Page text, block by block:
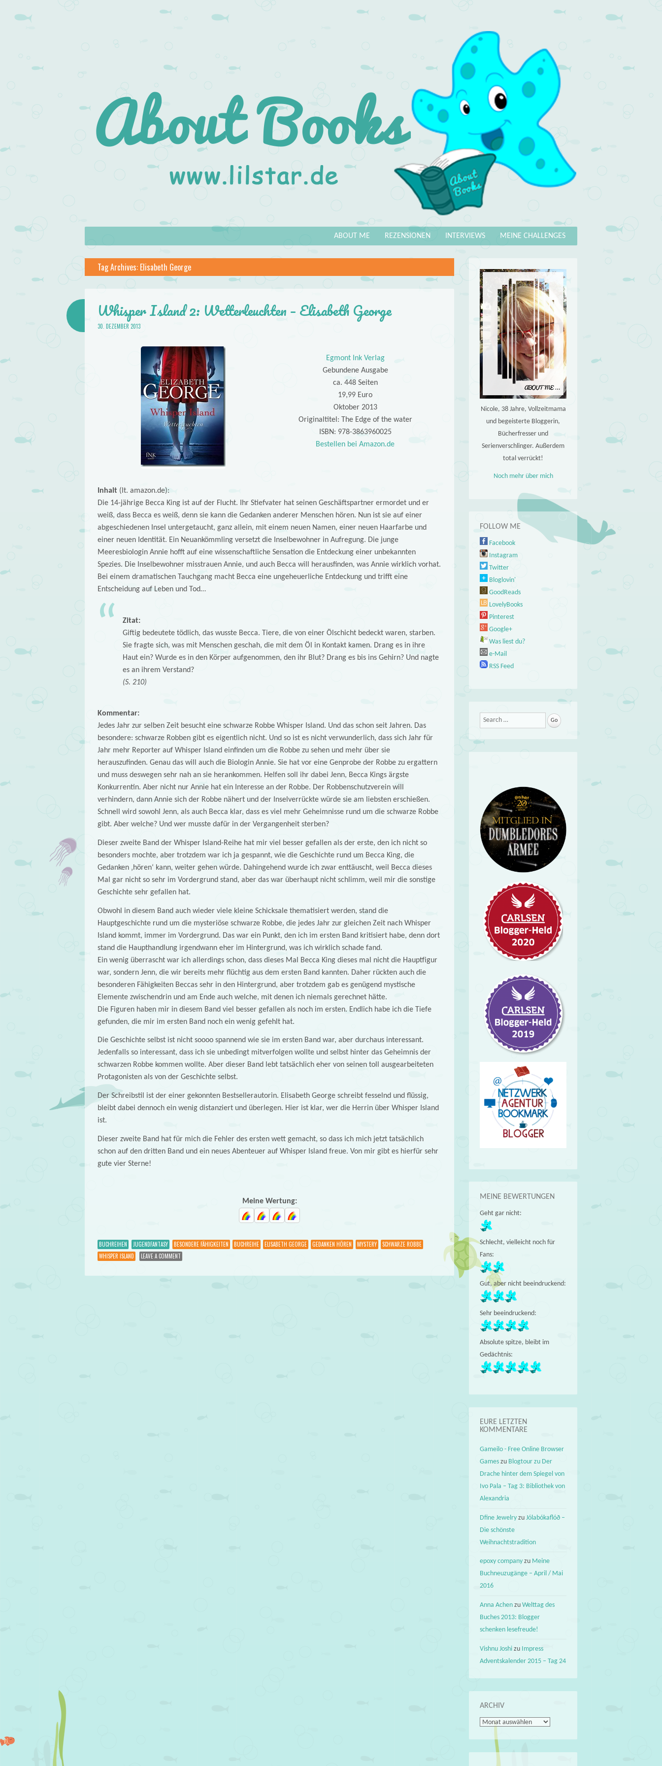
About
Books
Menu MEINE CHALLENGES
INTERVIEWS
REZENSIONEN
ABOUT ME
Tag Archives: Elisabeth George
Whisper Island 2: Wetterleuchten – Elisabeth George
30. DEZEMBER 2013
Egmont Ink Verlag
Gebundene Ausgabe
ca. 448 Seiten
19,99 Euro
Oktober 2013
Originaltitel: The Edge of the water
ISBN: 978-3863960025
Bestellen bei Amazon.de
Inhalt (lt. amazon.de):
Die 14-jährige Becca King ist auf der Flucht. Ihr Stiefvater hat seinen Geschäftspartner ermordet und er
weiß, dass Becca es weiß, denn sie kann die Gedanken anderer Menschen hören. Nun ist sie auf einer
abgeschiedenen Insel untergetaucht, ganz allein, mit einem neuen Namen, einer neuen Haarfarbe und
einer neuen Identität. Ein Neuankömmling versetzt die Inselbewohner in Aufregung. Die junge
Meeresbiologin Annie hofft auf eine wissenschaftliche Sensation die Entdeckung einer unbekannten
Spezies. Die Inselbewohner misstrauen Annie, und auch Becca will herausfinden, was Annie wirklich vorhat.
Bei einem dramatischen Tauchgang macht Becca eine ungeheuerliche Entdeckung und trifft eine
Entscheidung auf Leben und Tod…
Zitat:
Giftig bedeutete tödlich, das wusste Becca. Tiere, die von einer Ölschicht bedeckt waren, starben.
Sie fragte sich, was mit Menschen geschah, die mit dem Öl in Kontakt kamen. Drang es in ihre
Haut ein? Wurde es in den Körper aufgenommen, den ihr Blut? Drang es bis ins Gehirn? Und nagte
es an ihrem Verstand?
(S. 210)
Kommentar:
Jedes Jahr zur selben Zeit besucht eine schwarze Robbe Whisper Island. Und das schon seit Jahren. Das
besondere: schwarze Robben gibt es eigentlich nicht. Und so ist es nicht verwunderlich, dass sich Jahr für
Jahr mehr Reporter auf Whisper Island einfinden um die Robbe zu sehen und mehr über sie
herauszufinden. Genau das will auch die Biologin Annie. Sie hat vor eine Genprobe der Robbe zu ergattern
und muss deswegen sehr nah an sie herankommen. Helfen soll ihr dabei Jenn, Becca Kings ärgste
Konkurrentin. Aber nicht nur Annie hat ein Interesse an der Robbe. Der Robbenschutzverein will
verhindern, dann Annie sich der Robbe nähert und der Inselverrückte würde sie am liebsten erschießen.
Schnell wird sowohl Jenn, als auch Becca klar, dass es viel mehr Geheimnisse rund um die schwarze Robbe
gibt. Aber welche? Und wer musste dafür in der Vergangenheit sterben?
Dieser zweite Band der Whisper Island-Reihe hat mir viel besser gefallen als der erste, den ich nicht so
besonders mochte, aber trotzdem war ich ja gespannt, wie die Geschichte rund um Becca King, die
Gedanken ‚hören‘ kann, weiter gehen würde. Dahingehend wurde ich zwar enttäuscht, weil Becca dieses
Mal gar nicht so sehr im Vordergrund stand, aber das war überhaupt nicht schlimm, weil mir die sonstige
Geschichte sehr gefallen hat.
Obwohl in diesem Band auch wieder viele kleine Schicksale thematisiert werden, stand die
Hauptgeschichte rund um die mysteriöse schwarze Robbe, die jedes Jahr zur gleichen Zeit nach Whisper
Island kommt, immer im Vordergrund. Das war ein Punkt, den ich im ersten Band kritisiert habe, denn dort
stand die Haupthandlung irgendwann eher im Hintergrund, was ich wirklich schade fand.
Ein wenig überrascht war ich allerdings schon, dass dieses Mal Becca King dieses mal nicht die Hauptfigur
war, sondern Jenn, die wir bereits mehr flüchtig aus dem ersten Band kannten. Daher rückten auch die
besonderen Fähigkeiten Beccas sehr in den Hintergrund, aber trotzdem gab es genügend mystische
Elemente zwischendrin und am Ende auch welche, mit denen ich niemals gerechnet hätte.
Die Figuren haben mir in diesem Band viel besser gefallen als noch im ersten. Endlich habe ich die Tiefe
gefunden, die mir im ersten Band noch ein wenig gefehlt hat.
Die Geschichte selbst ist nicht soooo spannend wie sie im ersten Band war, aber durchaus interessant.
Jedenfalls so interessant, dass ich sie unbedingt mitverfolgen wollte und selbst hinter das Geheimnis der
schwarzen Robbe kommen wollte. Aber dieser Band lebt tatsächlich eher von seinen toll ausgearbeiteten
Protagonisten als von der Geschichte selbst.
Der Schreibstil ist der einer gekonnten Bestsellerautorin. Elisabeth George schreibt fesselnd und flüssig,
bleibt dabei dennoch ein wenig distanziert und überlegen. Hier ist klar, wer die Herrin über Whisper Island
ist.
Dieser zweite Band hat für mich die Fehler des ersten wett gemacht, so dass ich mich jetzt tatsächlich
schon auf den dritten Band und ein neues Abenteuer auf Whisper Island freue. Von mir gibt es hierfür sehr
gute vier Sterne!
Meine Wertung:
BUCHREIHEN JUGENDFANTASY BESONDERE FÄHIGKEITEN BUCHREIHE ELISABETH GEORGE GEDANKEN HÖREN MYSTERY
SCHWARZE ROBBE
WHISPER ISLAND
LEAVE A COMMENT
Nicole, 38 Jahre, Vollzeitmama
und begeisterte Bloggerin,
Bücherfresser und
Serienverschlinger. Außerdem
total verrückt!
Noch mehr über mich
FOLLOW ME
Facebook
Instagram
Twitter
Bloglovin'
GoodReads
LovelyBooks
Pinterest
Google+
Was liest du?
e-Mail
RSS Feed
Search
MEINE BEWERTUNGEN
Geht gar nicht:
Schlecht, vielleicht noch für
Fans:
Gut, aber nicht beeindruckend:
Sehr beeindruckend:
Absolute spitze, bleibt im
Gedächtnis:
EURE LETZTEN
KOMMENTARE
Gameilo - Free Online Browser
Games zu Blogtour zu Der
Drache hinter dem Spiegel von
Ivo Pala – Tag 3: Bibliothek von
Alexandria
Dfine Jewelry zuJólabókaflóð –
Die schönste
Weihnachtstradition
epoxy company zu Meine
Buchneuzugänge – April / Mai
2016
Anna Achen zuWelttag des
Buches 2013: Blogger
schenken lesefreude!
Vishnu Joshi zu Impress
Adventskalender 2015 – Tag 24
ARCHIV
Archiv